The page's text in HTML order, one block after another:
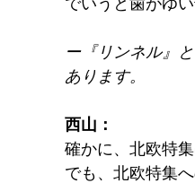
でいうと歯がゆ
ー『リンネル』
あります。
西山：
確かに、北欧特
でも、北欧特集